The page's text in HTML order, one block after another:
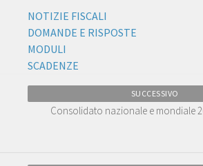
NOTIZIE FISCALI
DOMANDE E RISPOSTE
MODULI
SCADENZE
SUCCESSIVO
Consolidato nazionale e mondiale